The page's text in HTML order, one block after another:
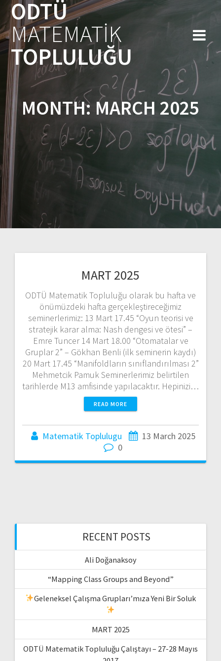
Skip
content
ODTÜ
MATEMATİK
TOPLULUĞU
MONTH: MARCH 2025
MART 2025
ODTÜ Matematik Topluluğu olarak bu hafta ve
önümüzdeki hafta gerçekleştireceğimiz
seminerlerimiz: 13 Mart 17.45 “Oyun teorisi ve
stratejik karar alma: Nash dengesi ve ötesi” –
Emre Tuncer 14 Mart 18.00 “Otomatalar ve
Gruplar 2” – Gökhan Benli (ilk seminerin kaydı)
20 Mart 17.45 “Manifoldların sınıflandırılması 2”
Mehmetcik Pamuk Seminerlerimiz belirtilen
tarihlerde M13 amfisinde yapılacaktır. Hepinizi…
READ MORE
Matematik Toplulugu
13 March 2025
0
RECENT POSTS
Ali Doğanaksoy
“Mapping Class Groups and Beyond”
Geleneksel Çalışma Grupları’mıza Yeni Bir Soluk
MART 2025
ODTÜ Matematik Topluluğu Çalıştayı – 27-28 Mayıs